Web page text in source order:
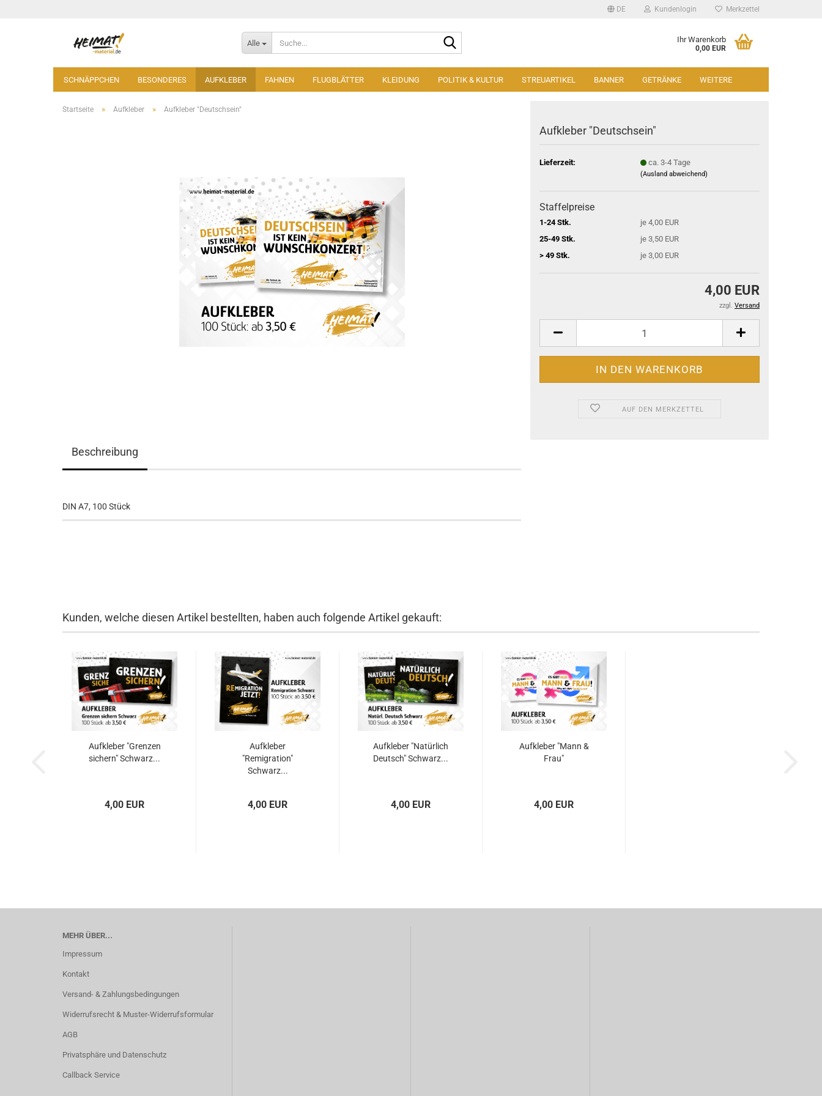
DE Kundenlogin Merkzettel
Alle Ihr Warenkorb
0,00 EUR
SCHNÄPPCHEN BESONDERES AUFKLEBER FAHNEN FLUGBLÄTTER KLEIDUNG POLITIK & KULTUR STREUARTIKEL BANNER GETRÄNKE WEITERE
Startseite » Aufkleber » Aufkleber "Deutschsein"
Aufkleber "Deutschsein"
Lieferzeit: ca. 3-4 Tage
(Ausland abweichend)
Staffelpreise
1-24 Stk.
je 4,00 EUR
25-49 Stk.
je 3,50 EUR
> 49 Stk.
je 3,00 EUR
4,00 EUR
zzgl. Versand
AUF DEN MERKZETTEL
Beschreibung
DIN A7, 100 Stück
Kunden, welche diesen Artikel bestellten, haben auch folgende Artikel gekauft:
Aufkleber "Grenzen
sichern" Schwarz...
4,00 EUR
Aufkleber
"Remigration"
Schwarz...
4,00 EUR
Aufkleber "Natürlich
Deutsch" Schwarz...
4,00 EUR
Aufkleber "Mann &
Frau"
4,00 EUR
MEHR ÜBER...
Impressum
Kontakt
Versand- & Zahlungsbedingungen
Widerrufsrecht & Muster-Widerrufsformular
AGB
Privatsphäre und Datenschutz
Callback Service